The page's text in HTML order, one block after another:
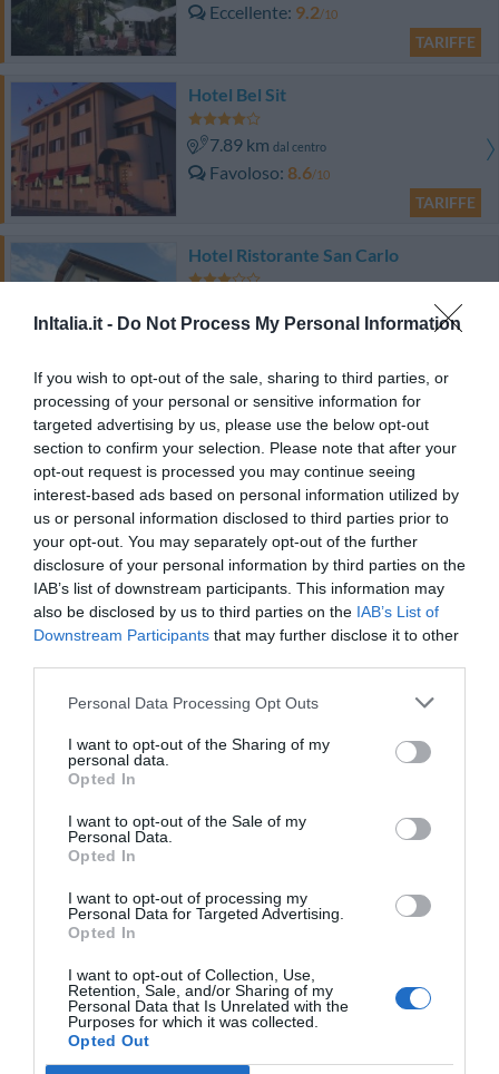
InItalia.it - Do Not Process My Personal Information
If you wish to opt-out of the sale, sharing to third parties, or
processing of your personal or sensitive information for
targeted advertising by us, please use the below opt-out
section to confirm your selection. Please note that after your
opt-out request is processed you may continue seeing
interest-based ads based on personal information utilized by
us or personal information disclosed to third parties prior to
your opt-out. You may separately opt-out of the further
disclosure of your personal information by third parties on the
IAB’s list of downstream participants. This information may
also be disclosed by us to third parties on the IAB’s List of
Downstream Participants that may further disclose it to other
Personal Data Processing Opt Outs
I want to opt-out of the Sharing of my
personal data.
Opted In
I want to opt-out of the Sale of my
Personal Data.
Opted In
I want to opt-out of processing my
Personal Data for Targeted Advertising.
Opted In
I want to opt-out of Collection, Use,
Retention, Sale, and/or Sharing of my
Personal Data that Is Unrelated with the
Purposes for which it was collected.
Opted Out
Eccellente 9.2/10
TARIFFE
Hotel Bel Sit
7.89 km dal centro
Favoloso 8.6/10
TARIFFE
Hotel Ristorante San Carlo
Eccezionale 9.5
Castello Dal Pozzo - Palazzo
13.74 kmdal centro
Eccellente 9.4/10
TARIFFE
Hotel Sempione
11.24 kmdal centro
Hotel Concorde
Buono 7.9/10
TARIFFE
Hotel Osteria Della Pista
0 Recensioni
TARIFFE
Questo hotel ha TARIFFE PRIVATE InItalia Club!